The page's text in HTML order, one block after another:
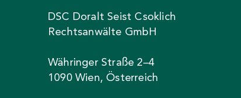
DSC Doralt Seist Csoklich
Rechtsanwälte GmbH
Währinger Straße 2–4
1090 Wien, Österreich